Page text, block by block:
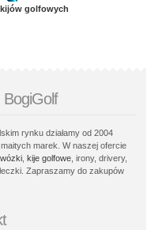
golfowych
rynku działamy od 2004
marek. W naszej ofercie
wózki kije golfowe , irony, drivery,
Zapraszamy do zakupów